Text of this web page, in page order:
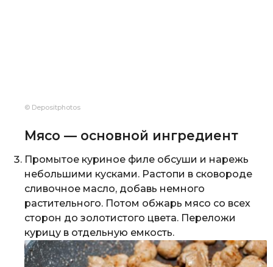
© Depositphotos
Мясо — основной ингредиент
Промытое куриное филе обсуши и нарежь
небольшими кусками. Растопи в сковороде
сливочное масло, добавь немного
растительного. Потом обжарь мясо со всех
сторон до золотистого цвета. Переложи
курицу в отдельную емкость.